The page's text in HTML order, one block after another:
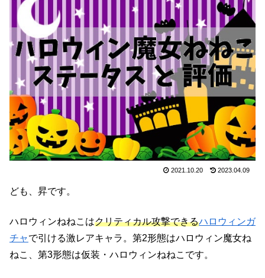
2021.10.20 2023.04.09
ども、昇です。
ハロウィンねねこはクリティカル攻撃できるハロウィンガ
チャで引ける激レアキャラ。第2形態はハロウィン魔女ね
ねこ、第3形態は仮装・ハロウィンねねこです。